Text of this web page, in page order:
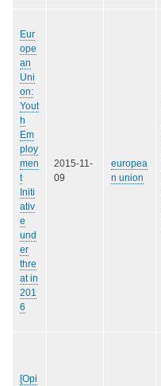
Eur
ope
an
Uni
on:
Yout
h
Em
ploy
men
t
Initi
ativ
e
und
er
thre
at in
201
6
2015-11-
09
europea
n union
[Opi